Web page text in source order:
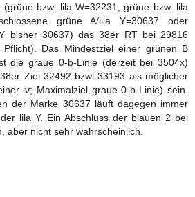
bzw. lila W=32231, grüne bzw. lila
grüne A/lila Y=30637 oder
bisher 30637) das 38er RT bei 29816
Pflicht). Das Mindestziel einer grünen B
die graue 0-b-Linie (derzeit bei 3504x)
Ziel 32492 bzw. 33193 als möglicher
iv; Maximalziel graue 0-b-Linie) sein.
der Marke 30637 läuft dagegen immer
lila Y. Ein Abschluss der blauen 2 bei
aber nicht sehr wahrscheinlich.